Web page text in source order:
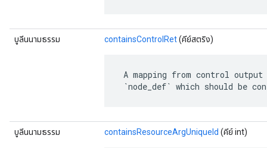
บูลีนนามธรรม containsControlRet(คีย์สตริง)
A mapping from control
`node_def` which should be
บูลีนนามธรรม containsResourceArgUniqueId (คีย์ int)